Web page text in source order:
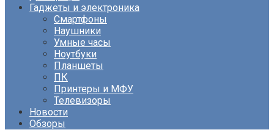
Гаджеты и электроника
Смартфоны
Наушники
Умные часы
Ноутбуки
Планшеты
ПК
Принтеры и МФУ
Телевизоры
Новости
Обзоры